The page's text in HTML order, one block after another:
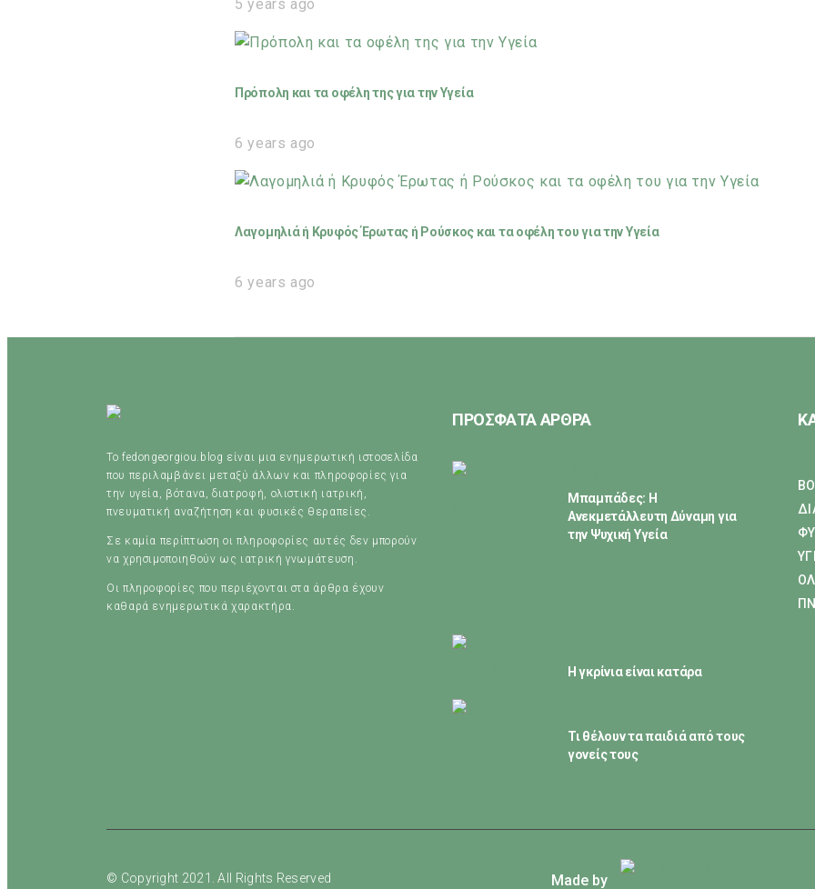
5 years ago
Πρόπολη και τα οφέλη της για την Υγεία
6 years ago
Λαγομηλιά ή Κρυφός Έρωτας ή Ρούσκος και τα οφέλη του για την Υγεία
6 years ago
Το fedongeorgiou.blog είναι μια ενημερωτική ιστοσελίδα
που περιλαμβάνει μεταξύ άλλων και πληροφορίες για
την υγεία, βότανα, διατροφή, ολιστική ιατρική,
πνευματική αναζήτηση και φυσικές θεραπείες.
Σε καμία περίπτωση οι πληροφορίες αυτές δεν μπορούν
να χρησιμοποιηθούν ως ιατρική γνωμάτευση.
Οι πληροφορίες που περιέχονται στα άρθρα έχουν
καθαρά ενημερωτικά χαρακτήρα.
ΠΡΟΣΦΑΤΑ ΑΡΘΡΑ
Μπαμπάδες: Η
Ανεκμετάλλευτη Δύναμη για
την Ψυχική Υγεία
Η γκρίνια είναι κατάρα
Τι θέλουν τα παιδιά από τους
γονείς τους
© Copyright 2021. All Rights Reserved Made by